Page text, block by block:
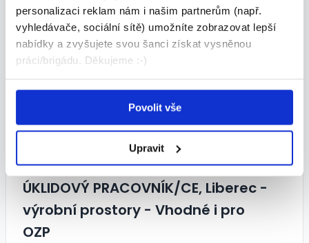
personalizaci reklam nám i našim partnerům (např.
vyhledávače, sociální sítě) umožníte zobrazovat lepší
nabídky a zvyšujete svou šanci získat vysněnou
práci/brigádu. Děkujeme :-)
Povolit vše
Upravit
Podobné nabídky
ÚKLIDOVÝ PRACOVNÍK/CE, Liberec -
výrobní prostory - Vhodné i pro
OZP